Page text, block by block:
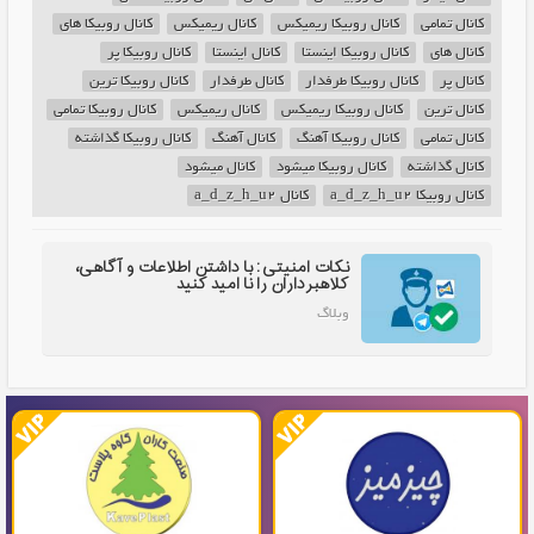
کانال تمامی
کانال روبیکا ریمیکس کانال ریمیکس
کانال روبیکا های
کانال های
کانال روبیکا اینستا کانال اینستا
کانال روبیکا پر
کانال پر
کانال روبیکا طرفدار کانال طرفدار
کانال روبیکا ترین
کانال ترین
کانال روبیکا ریمیکس کانال ریمیکس
کانال روبیکا تمامی
کانال تمامی
کانال روبیکا آهنگ کانال آهنگ
کانال روبیکا گذاشته
کانال گذاشته
کانال روبیکا میشود
کانال میشود
کانال روبیکا a_d_z_h_u2
کانال a_d_z_h_u2
نکات امنیتی: با داشتن اطلاعات و آگاهی،
کلاهبرداران را نا امید کنید
وبلاگ